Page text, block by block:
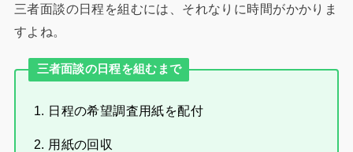
三者面談の日程を組むには、それなりに時間がかかりま
すよね。
三者面談の日程を組むまで
日程の希望調査用紙を配付
用紙の回収